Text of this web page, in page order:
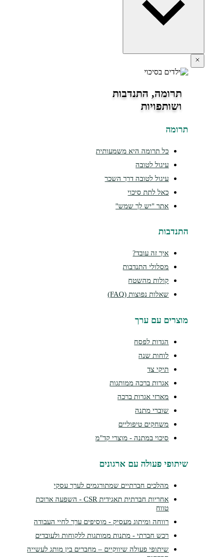
תרומה, התנדבות
ושותפויות
כל תרומה היא משמעותית
עיגול לטובה
עיגול לטובה דרך השכר
כאל לתת סיכוי
אתר "יש לך שמש"
איך זה עובד?
מסלולי התנדבות
קולות מהשטח
שאלות נפוצות (FAQ)
עם ערך
הגדות לפסח
לוחות שנה
אגרות ברכה ממותגות
מארזי אגרות ברכה
שוברי מתנה
משחקים טיפוליים
סיכוי במתנה - מוצרי קד"מ
פעולה עם ארגונים
מהלכים חברתיים שמתורגמים לערך עסקי
אחריות חברתית תאגידית CSR - השפעה ארוכת
רווחה ומיתוג מעסיק - מוסיפים ערך לחיי העבודה
רכש חברתי - מתנות ממותגות ללקוחות ולעובדים
שיתופי פעולה שיווקיים – מחברים בין מותג לעשייה